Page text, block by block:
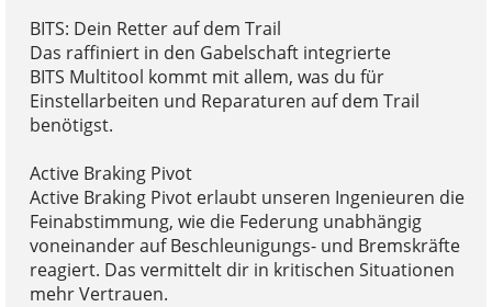
BITS: Dein Retter auf dem Trail
Das raffiniert in den Gabelschaft integrierte
BITS Multitool kommt mit allem, was du für
Einstellarbeiten und Reparaturen auf dem Trail
benötigst.
Active Braking Pivot
Active Braking Pivot erlaubt unseren Ingenieuren die
Feinabstimmung, wie die Federung unabhängig
voneinander auf Beschleunigungs- und Bremskräfte
reagiert. Das vermittelt dir in kritischen Situationen
mehr Vertrauen.